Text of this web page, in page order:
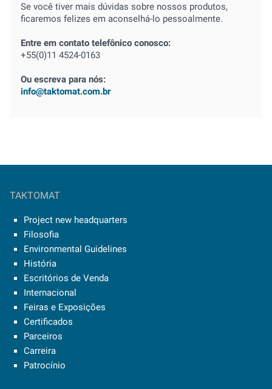
Se você tiver mais dúvidas sobre nossos produtos,
ficaremos felizes em aconselhá-lo pessoalmente.
Entre em contato telefônico conosco:
+55(0)11 4524-0163
Ou escreva para nós:
info@taktomat.com.br
TAKTOMAT
Project new headquarters
Filosofia
Environmental Guidelines
História
Escritórios de Venda
Internacional
Feiras e Exposições
Certificados
Parceiros
Carreira
Patrocínio